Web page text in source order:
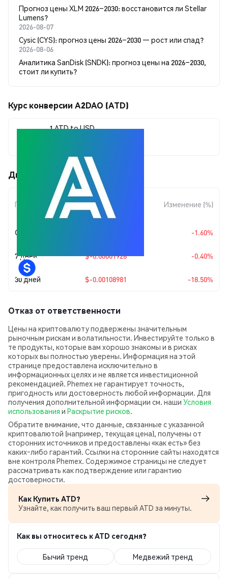
Прогноз цены XLM 2026–2030: восстановится ли Stellar
Lumens?
2026-08-07
Cysic (CYS): прогноз цены 2026–2030 — рост или спад?
2026-08-06
Аналитика SanDisk (SNDK): прогноз цены на 2026–2030,
стоит ли купить?
Курс конверсии A2DAO (ATD)
1 ATD to USD
Движения цены A2DAO (ATD)
Период
Изменение
суммы
Изменение (%)
Сегодня -1.60%
7 дней $-0.00001928 -0.40%
30 дней $-0.00108981 -18.50%
Отказ от ответственности
Цены на криптовалюту подвержены значительным
рыночным рискам и волатильности. Инвестируйте только в
те продукты, которые вам хорошо знакомы и в рисках
которых вы полностью уверены. Информация на этой
странице предоставлена исключительно в
информационных целях и не является инвестиционной
рекомендацией. Phemex не гарантирует точность,
пригодность или достоверность любой информации. Для
получения дополнительной информации см. наши Условия
использования и Раскрытие рисков.
Обратите внимание, что данные, связанные с указанной
криптовалютой (например, текущая цена), получены от
сторонних источников и предоставлены «как есть» без
каких‑либо гарантий. Ссылки на сторонние сайты находятся
вне контроля Phemex. Содержимое страницы не следует
рассматривать как подтверждение или гарантию
достоверности.
Как Купить ATD?
Узнайте, как получить ваш первый ATD за минуты.
Как вы относитесь к ATD сегодня?
Бычий тренд Медвежий тренд